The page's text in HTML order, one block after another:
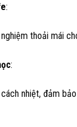
:
thoải mái
:
cách nhiệt, đảm